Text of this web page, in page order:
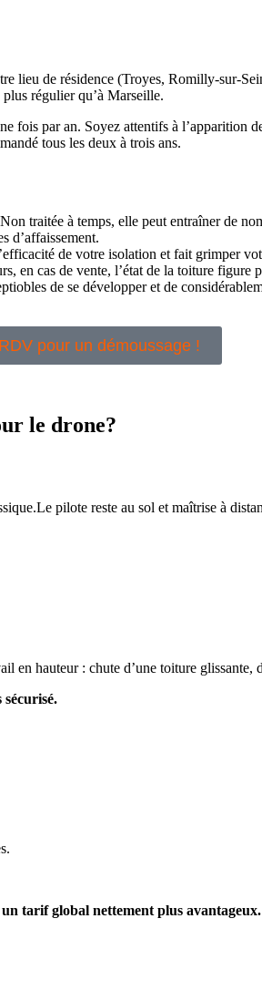
lieu de résidence (Troyes, Romilly-sur-
régulier qu’à Marseille.
par an. Soyez attentifs à l’apparition
tous les deux à trois ans.
traitée à temps, elle peut entraîner de
d’affaissement.
de votre isolation et fait grimper
en cas de vente, l’état de la toiture figure
de se développer et de
pour un démoussage !
le drone?
pilote reste au sol et maîtrise à
hauteur : chute d’une toiture glissante,
un tarif global nettement plus avantageux.